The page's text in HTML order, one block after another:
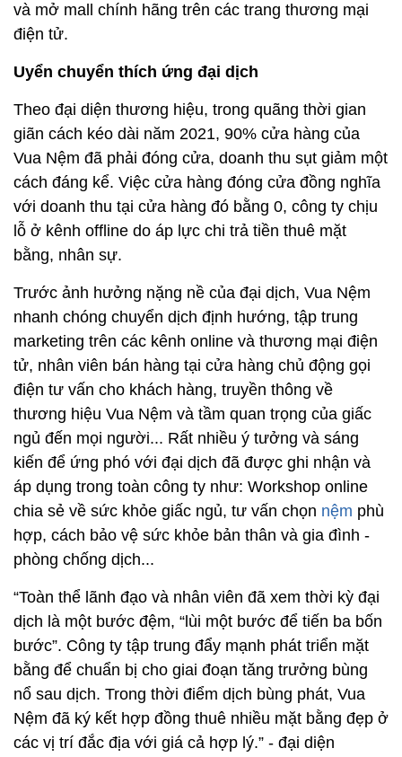
và mở mall chính hãng trên các trang thương mại
điện tử.
Uyển chuyển thích ứng đại dịch
Theo đại diện thương hiệu, trong quãng thời gian
giãn cách kéo dài năm 2021, 90% cửa hàng của
Vua Nệm đã phải đóng cửa, doanh thu sụt giảm một
cách đáng kể. Việc cửa hàng đóng cửa đồng nghĩa
với doanh thu tại cửa hàng đó bằng 0, công ty chịu
lỗ ở kênh offline do áp lực chi trả tiền thuê mặt
bằng, nhân sự.
Trước ảnh hưởng nặng nề của đại dịch, Vua Nệm
nhanh chóng chuyển dịch định hướng, tập trung
marketing trên các kênh online và thương mại điện
tử, nhân viên bán hàng tại cửa hàng chủ động gọi
điện tư vấn cho khách hàng, truyền thông về
thương hiệu Vua Nệm và tầm quan trọng của giấc
ngủ đến mọi người... Rất nhiều ý tưởng và sáng
kiến để ứng phó với đại dịch đã được ghi nhận và
áp dụng trong toàn công ty như: Workshop online
chia sẻ về sức khỏe giấc ngủ, tư vấn chọn nệm phù
hợp, cách bảo vệ sức khỏe bản thân và gia đình -
phòng chống dịch...
“Toàn thể lãnh đạo và nhân viên đã xem thời kỳ đại
dịch là một bước đệm, “lùi một bước để tiến ba bốn
bước”. Công ty tập trung đẩy mạnh phát triển mặt
bằng để chuẩn bị cho giai đoạn tăng trưởng bùng
nổ sau dịch. Trong thời điểm dịch bùng phát, Vua
Nệm đã ký kết hợp đồng thuê nhiều mặt bằng đẹp ở
các vị trí đắc địa với giá cả hợp lý.” - đại diện